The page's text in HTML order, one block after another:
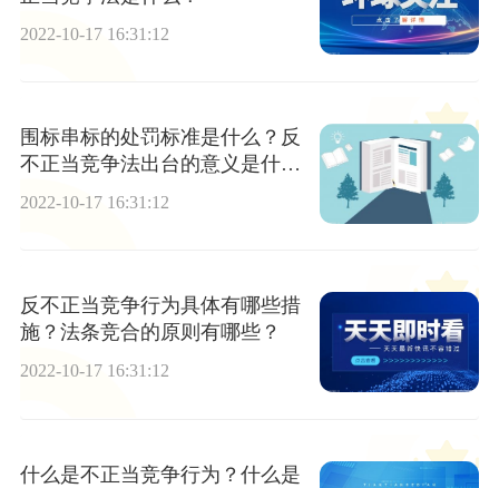
2022-10-17 16:31:12
围标串标的处罚标准是什么？反
不正当竞争法出台的意义是什
2022-10-17 16:31:12
反不正当竞争行为具体有哪些措
施？法条竞合的原则有哪些？
2022-10-17 16:31:12
什么是不正当竞争行为？什么是